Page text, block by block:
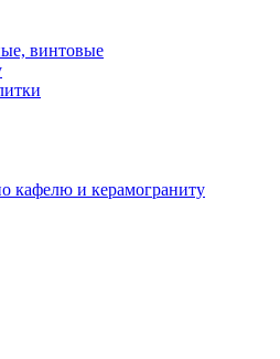
винтовые
кафелю и керамограниту